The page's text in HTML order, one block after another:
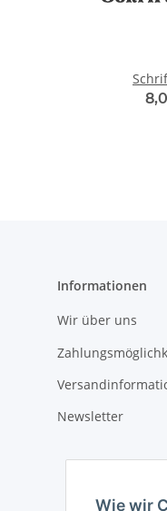
Informationen
Wir über uns
Newsletter
Wie wir